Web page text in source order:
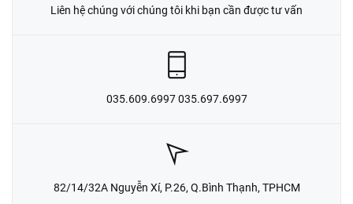
Liên hệ chúng với chúng tôi khi bạn cần được tư vấn
035.609.6997 035.697.6997
82/14/32A Nguyễn Xí, P.26, Q.Bình Thạnh, TPHCM